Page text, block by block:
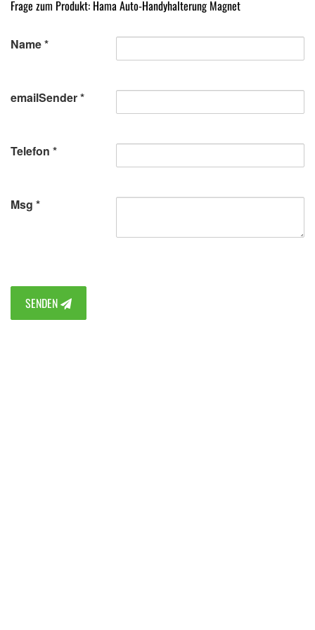
Frage zum Produkt: Hama Auto-Handyhalterung Magnet
Name
emailSender
Telefon
Msg
SENDEN